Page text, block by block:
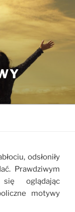
odsłoniły
Prawdziwym
oglądając
motywy